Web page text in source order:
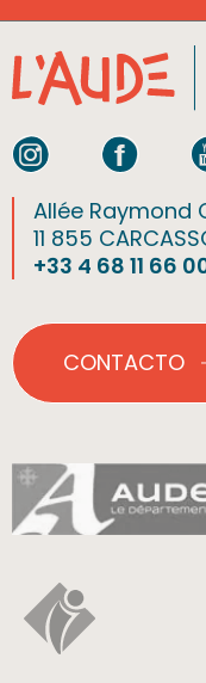
Allée Raymond
11 855
+33 4 68 11 66
CONTACTO